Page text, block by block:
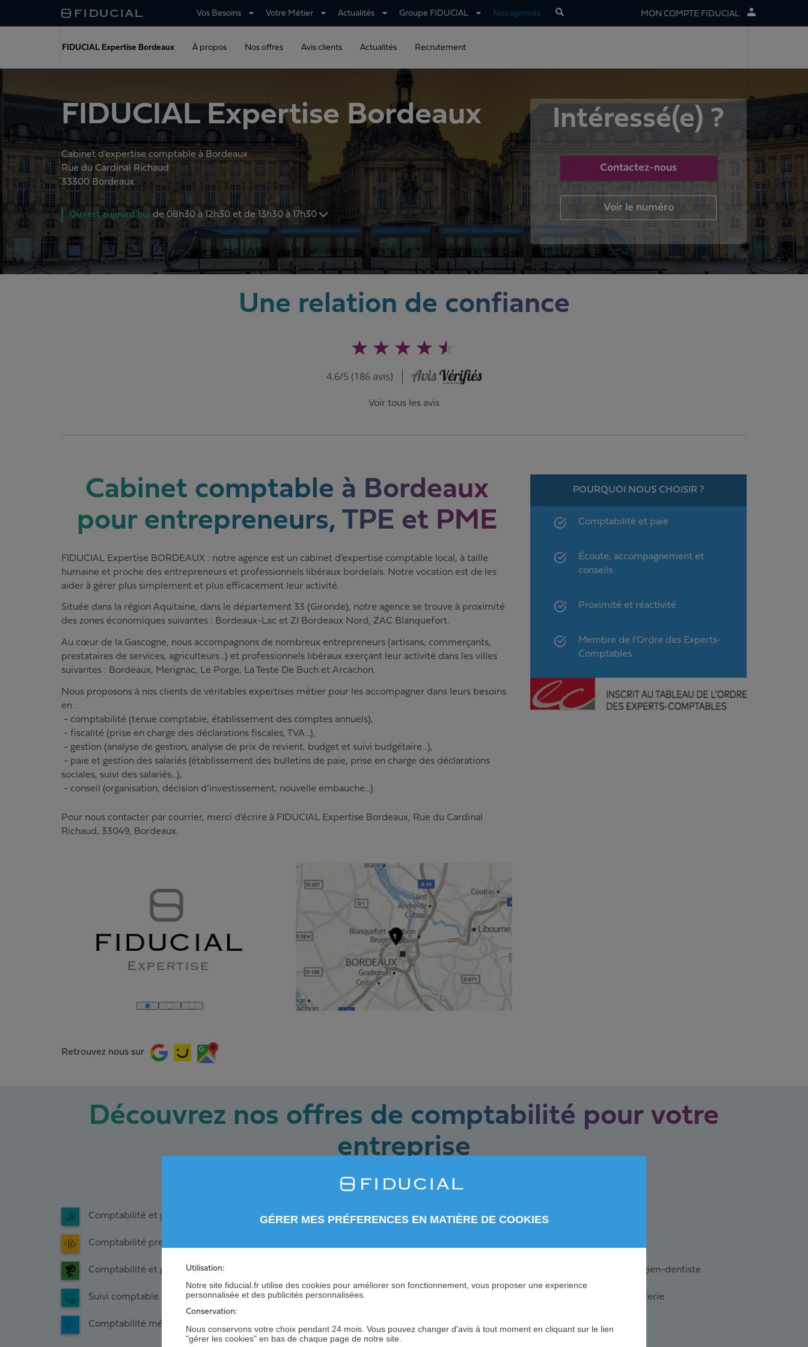
Vos Besoins Votre Métier Actualités Groupe FIDUCIAL Nos agences MON COMPTE FIDUCIAL
FIDUCIAL Expertise Bordeaux À propos Nos offres Avis clients Actualités Recrutement
FIDUCIAL Expertise Bordeaux
Cabinet d'expertise comptable à Bordeaux
Rue du Cardinal Richaud
33300 Bordeaux
Ouvertaujourd'huide 08h30 à 12h30 et de 13h30 à 17h30
Intéressé(e) ?
Contactez-nous
Voir le numéro
Une relation de confiance
4.6/5 (186 avis)
Voir tous les avis
Cabinet comptable à Bordeaux
pour entrepreneurs, TPE et PME
FIDUCIAL Expertise BORDEAUX : notre agence est un cabinet d'expertise comptable local, à taille
humaine et proche des entrepreneurs et professionnels libéraux bordelais. Notre vocation est de les
aider à gérer plus simplement et plus efficacement leur activité.
Située dans la région Aquitaine, dans le département 33 (Gironde), notre agence se trouve à proximité
des zones économiques suivantes : Bordeaux-Lac et ZI Bordeaux Nord, ZAC Blanquefort.
Au cœur de la Gascogne, nous accompagnons de nombreux entrepreneurs (artisans, commerçants,
prestataires de services, agriculteurs…) et professionnels libéraux exerçant leur activité dans les villes
suivantes : Bordeaux, Merignac, Le Porge, La Teste De Buch et Arcachon.
Nous proposons à nos clients de véritables expertises métier pour les accompagner dans leurs besoins
en :
- comptabilité (tenue comptable, établissement des comptes annuels),
- fiscalité (prise en charge des déclarations fiscales, TVA…),
- gestion (analyse de gestion, analyse de prix de revient, budget et suivi budgétaire…),
- paie et gestion des salariés (établissement des bulletins de paie, prise en charge des déclarations
sociales, suivi des salariés…),
- conseil (organisation, décision d’investissement, nouvelle embauche…).
Pour nous contacter par courrier, merci d'écrire à FIDUCIAL Expertise Bordeaux, Rue du Cardinal
Richaud, 33049, Bordeaux.
POURQUOI NOUS CHOISIR ?
Comptabilité et paie
Écoute, accompagnement et
conseils
Proximité et réactivité
Membre de l'Ordre des Experts-
Comptables
Retrouvez nous sur
Découvrez nos offres de comptabilité pour votre
entreprise
Des solutions spécifiques pour votre métier
Comptabilité et gestion de votre cabinet d’infirmier
Comptabilité presse - tabac - librairie
Comptabilité et gestion de votre pharmacie
Suivi comptable et financier de votre Office
Comptabilité médecin
Comptabilité d'un hôtel-restaurant
Comptabilité pour cabinet dentaire et chirurgien-dentiste
Comptabilité boulangerie-pâtisserie-chocolaterie
Comptabilité pour garage automobile
GÉRER MES PRÉFERENCES EN MATIÈRE DE COOKIES
Utilisation:
Notre site fiducial.fr utilise des cookies pour améliorer son fonctionnement, vous proposer une experience
personnalisée et des publicités personnalisées.
Conservation:
Nous conservons votre choix pendant 24 mois. Vous pouvez changer d'avis à tout moment en cliquant sur le lien
"gérer les cookies" en bas de chaque page de notre site.